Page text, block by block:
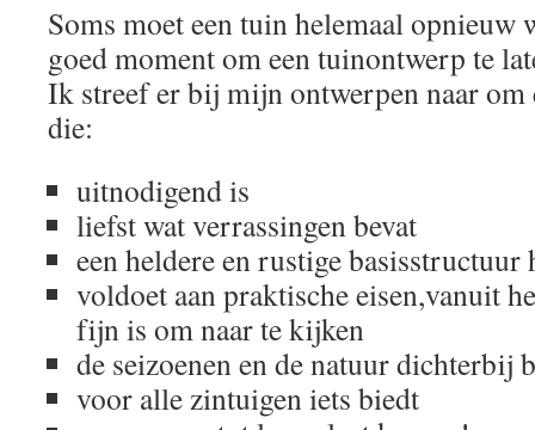
Soms moet een tuin helemaal opnieuw
goed moment om een tuinontwerp te
Ik streef er bij mijn ontwerpen naar om
die:
uitnodigend is
liefst wat verrassingen bevat
een heldere en rustige basisstructuur
voldoet aan praktische eisen,vanuit
fijn is om naar te kijken
de seizoenen en de natuur dichterbij
voor alle zintuigen iets biedt